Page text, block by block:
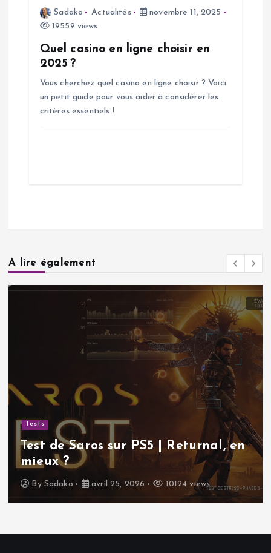
Sadako Actualités
novembre 11, 2025
19559 views
Quel casino en ligne choisir en
2025 ?
Vous cherchez quel casino en ligne choisir ? Voici
un petit guide pour vous aider à considérer les
critères essentiels !
A lire également
Tests
Test de Saros sur PS5 | Returnal, en
mieux ?
By Sadako avril 25, 2026 10124 views